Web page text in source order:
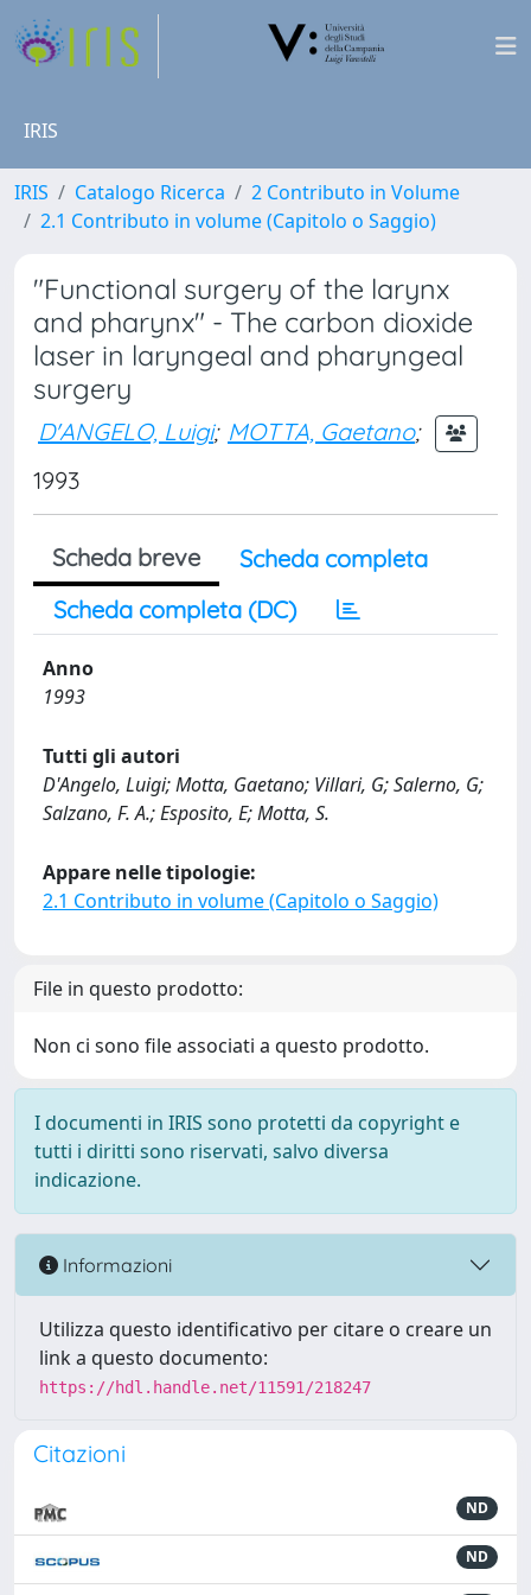
IRIS
IRIS Catalogo Ricerca
2 Contributo in Volume
2.1 Contributo in volume (Capitolo o Saggio)
"Functional surgery of the larynx
and pharynx" - The carbon dioxide
laser in laryngeal and pharyngeal
surgery
D'ANGELO, Luigi; MOTTA, Gaetano;
1993
Scheda breve
Scheda completa
Scheda completa (DC)
Anno
1993
Tutti gli autori
D'Angelo, Luigi; Motta, Gaetano; Villari, G; Salerno, G;
Salzano, F. A.; Esposito, E; Motta, S.
Appare nelle tipologie:
2.1 Contributo in volume (Capitolo o Saggio)
File in questo prodotto:
Non ci sono file associati a questo prodotto.
I documenti in IRIS sono protetti da copyright e
tutti i diritti sono riservati, salvo diversa
indicazione.
Informazioni
Utilizza questo identificativo per citare o creare un
link a questo documento:
https://hdl.handle.net/11591/218247
Citazioni
ND
ND